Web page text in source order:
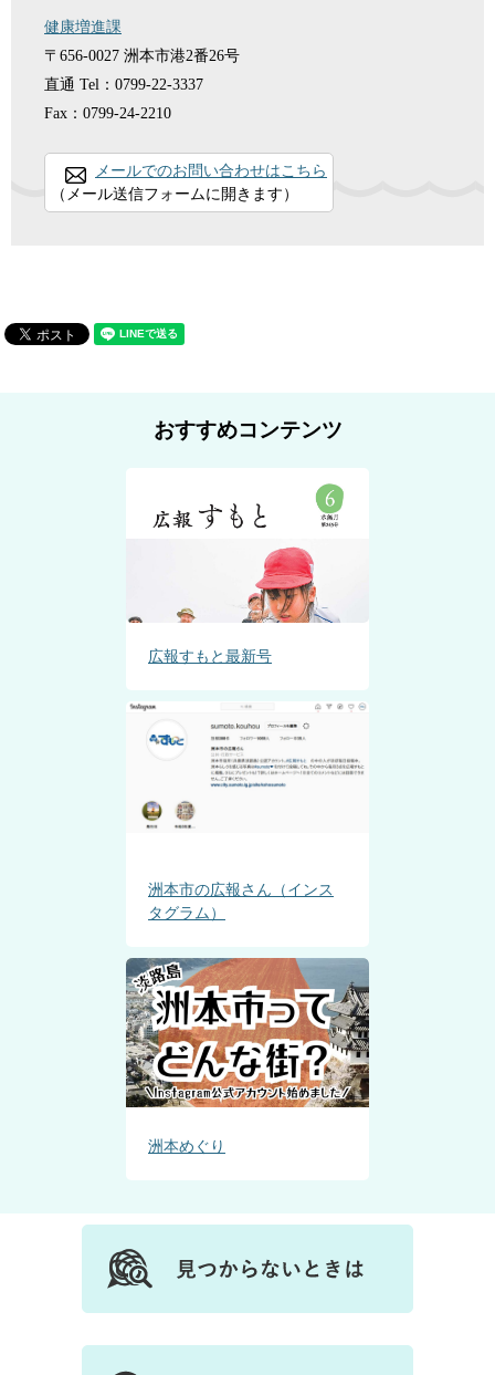
健康増進課
〒656-0027 洲本市港2番26号
直通 Tel：0799-22-3337
Fax：0799-24-2210
メールでのお問い合わせはこちら
（メール送信フォームに開きます）
おすすめコンテンツ
広報すもと最新号
洲本市の広報さん（インス
タグラム）
洲本めぐり